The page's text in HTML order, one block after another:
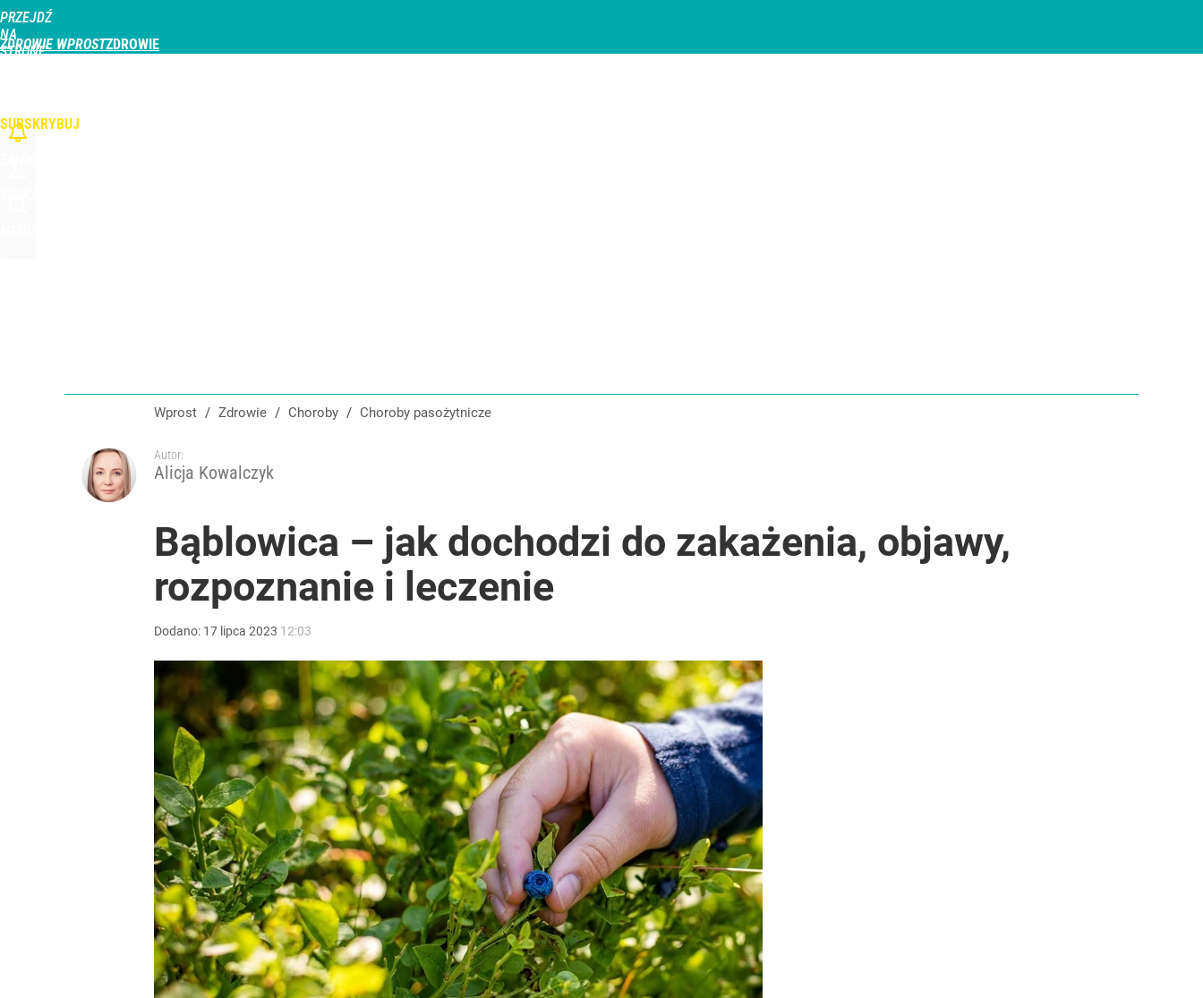
PRZEJDŹ
NA
STRONĘ
ZDROWIE WPROST
SUBSKRYBUJ
Wprost / Zdrowie / Choroby / Choroby pasożytnicze
Autor:
Alicja Kowalczyk
Bąblowica – jak dochodzi do zakażenia, objawy,
rozpoznanie i leczenie
Dodano: 17 lipca 2023 12:03